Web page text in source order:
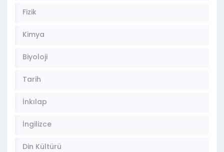
Fizik
Kimya
Biyoloji
Tarih
İnkılap
İngilizce
Din Kültürü